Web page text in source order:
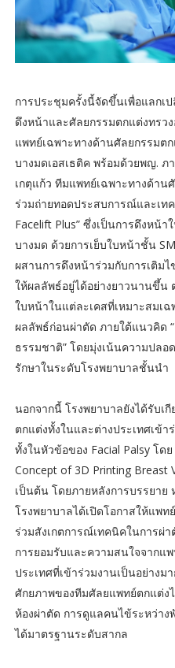
การประชุมครั้งนี้จัดขึ้นเพื่อแลกเ
ดึงหน้าและศัลยกรรมตกแต่งทร
แพทย์เฉพาะทางด้านศัลยกรรมต
บางมดเอสเธติค พร้อมด้วยพญ.
เกตุแก้ว ทีมแพทย์เฉพาะทางด้าน
ร่วมถ่ายทอดประสบการณ์และเท
Facelift Plus” ซึ่งเป็นการดึงหน้
บางมด ด้วยการเย็บใบหน้าชั้น
ผสานการดึงหน้าร่วมกับการเติม
ให้ผลลัพธ์อยู่ได้อย่างยาวนานขึ้น
ใบหน้าในแต่ละเคสที่เหมาะสมเ
ผลลัพธ์ก่อนผ่าตัด ภายใต้แนวคิด
ธรรมชาติ” โดยมุ่งเน้นความปล
รักษาในระดับโรงพยาบาลชั้นนำ
นอกจากนี้ โรงพยาบาลยังได้รับเ
ตกแต่งทั้งในและต่างประเทศเข้
ทั้งในหัวข้อของ Facial Palsy โด
Concept of 3D Printing Breast
เป็นต้น โดยภายหลังการบรรยา
โรงพยาบาลได้เปิดโอกาสให้แพ
ร่วมสังเกตการณ์เทคนิคในการผ่
การยอมรับและความสนใจจากแ
ประเทศที่เข้าร่วมงานเป็นอย่าง
ศักยภาพของทีมศัลยแพทย์ตกแต่ง
ห้องผ่าตัด การดูแลคนไข้ระหว่า
ได้มาตรฐานระดับสากล